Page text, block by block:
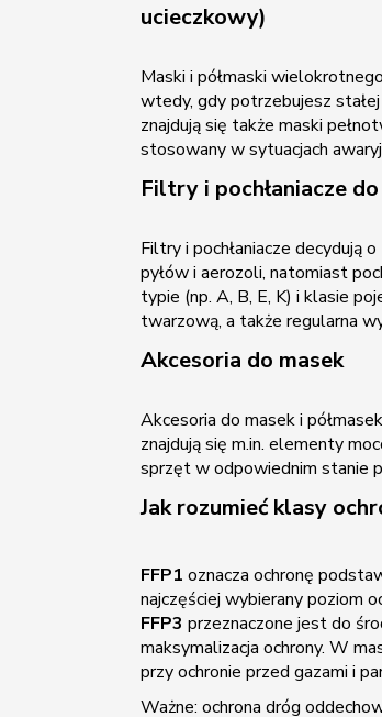
ucieczkowy)
Maski i półmaski
wtedy, gdy potrzebujesz
znajdują się także maski
stosowany w sytuacjach
Filtry i pochłaniacze
Filtry i pochłaniacze decydują
pyłów i aerozoli, natomiast
typie (np. A, B, E, K) i klasie
twarzową, a także regularna
Akcesoria do masek
Akcesoria do masek i
znajdują się m.in. elementy
sprzęt w odpowiednim stanie
Jak rozumieć klasy
FFP1 oznacza ochronę
najczęściej wybierany poziom
FFP3 przeznaczone jest do
maksymalizacja ochrony. W
przy ochronie przed gazami i
Ważne: ochrona dróg